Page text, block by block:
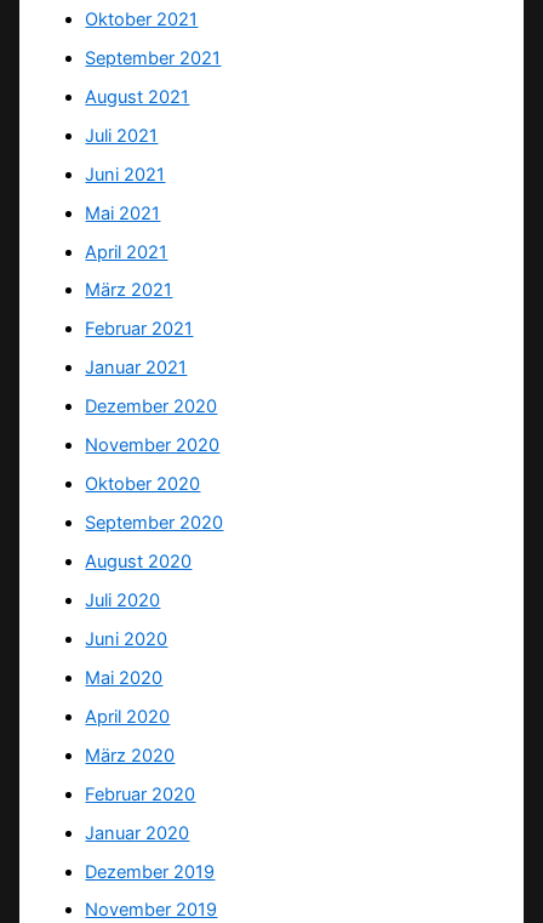
Oktober 2021
September 2021
August 2021
Juli 2021
Juni 2021
Mai 2021
April 2021
März 2021
Februar 2021
Januar 2021
Dezember 2020
November 2020
Oktober 2020
September 2020
August 2020
Juli 2020
Juni 2020
Mai 2020
April 2020
März 2020
Februar 2020
Januar 2020
Dezember 2019
November 2019